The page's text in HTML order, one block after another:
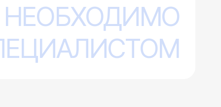
ноги, в этом году такая же беда
Есть ли возможность удалить